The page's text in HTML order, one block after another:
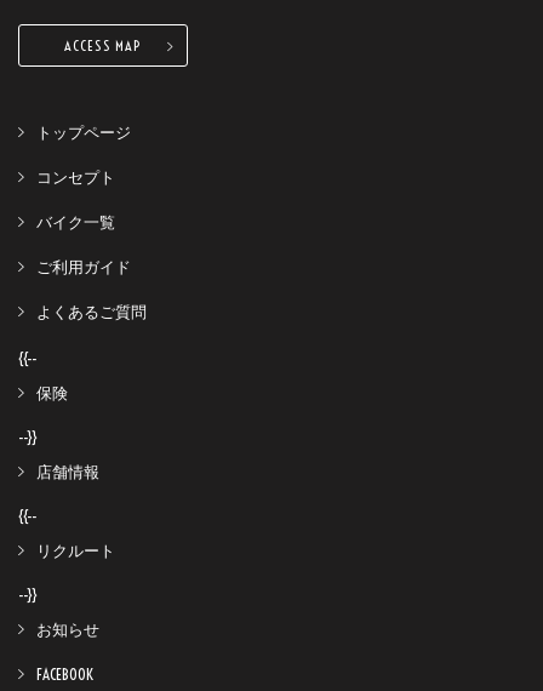
ACCESS MAP
トップページ
コンセプト
バイク一覧
ご利用ガイド
よくあるご質問
{{--
保険
--}}
店舗情報
{{--
リクルート
--}}
お知らせ
FACEBOOK